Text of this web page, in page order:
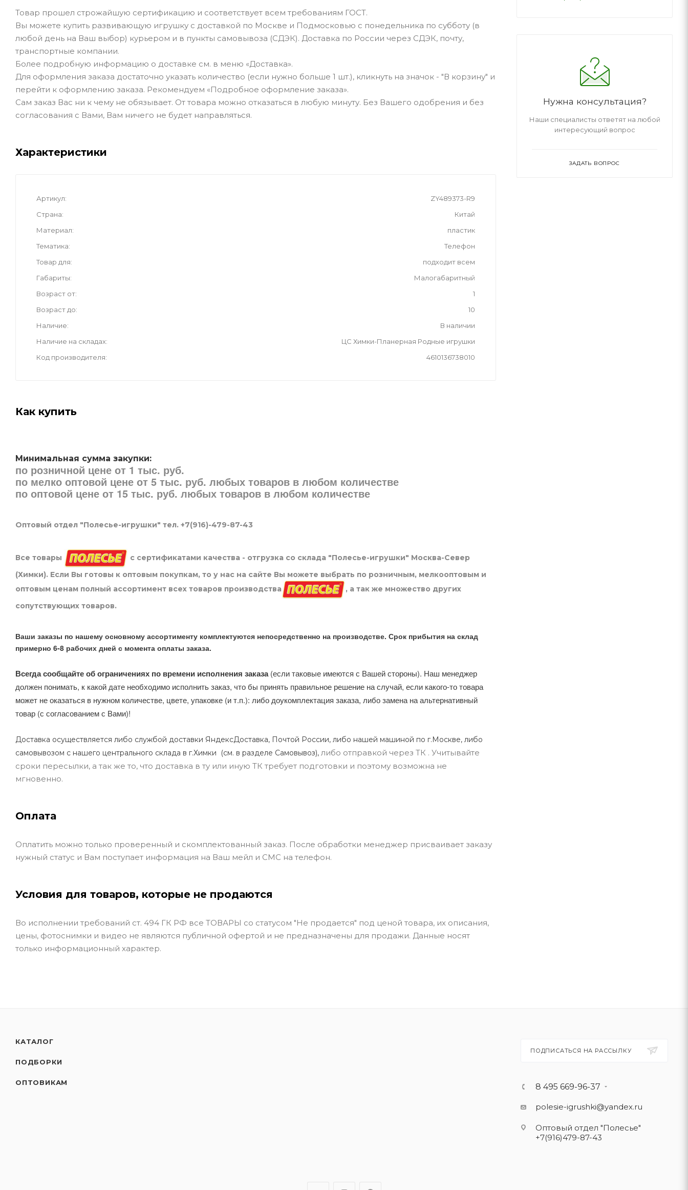
Товар прошел строжайшую сертификацию и соответствует всем требованиям ГОСТ.
Вы можете купить развивающую игрушку с доставкой по Москве и Подмосковью с понедельника по субботу (в
любой день на Ваш выбор) курьером и в пункты самовывоза (СДЭК). Доставка по России через СДЭК, почту,
транспортные компании.
Более подробную информацию о доставке см. в меню «Доставка».
Для оформления заказа достаточно указать количество (если нужно больше 1 шт.), кликнуть на значок - "В корзину" и
перейти к оформлению заказа. Рекомендуем «Подробное оформление заказа».
Сам заказ Вас ни к чему не обязывает. От товара можно отказаться в любую минуту. Без Вашего одобрения и без
согласования с Вами, Вам ничего не будет направляться.
Характеристики
Артикул
ZY489373-R9
Страна
Китай
Материал
пластик
Тематика
Телефон
Товар для
подходит всем
Габариты
Малогабаритный
Возраст от
1
Возраст до
10
Наличие
В наличии
Наличие на складах
ЦС Химки-Планерная Родные игрушки
Код производителя
4610136738010
Как купить
Минимальная сумма закупки:
по розничной цене от 1 тыс. руб.
по мелко оптовой цене от 5 тыс. руб. любых товаров в любом количестве
по оптовой цене от 15 тыс. руб. любых товаров в любом количестве
Оптовый отдел "Полесье-игрушки" тел. +7(916)-479-87-43
Все товары
с сертификатами качества - отгрузка со склада "Полесье-игрушки" Москва-Север
(Химки). Если Вы готовы к оптовым покупкам, то у нас на сайте Вы можете выбрать по розничным, мелкооптовым и
оптовым ценам полный ассортимент всех товаров производства
, а так же множество других
сопутствующих товаров.
Ваши заказы по нашему основному ассортименту комплектуются непосредственно на производстве. Срок прибытия на склад
примерно 6-8 рабочих дней с момента оплаты заказа.
Всегда сообщайте об ограничениях по времени исполнения заказа(если таковые имеются с Вашей стороны). Наш менеджер
должен понимать, к какой дате необходимо исполнить заказ, что бы принять правильное решение на случай, если какого-то товара
может не оказаться в нужном количестве, цвете, упаковке (и т.п.): либо доукомплектация заказа, либо замена на альтернативный
товар (с согласованием с Вами)!
Доставка осуществляется либо службой доставки ЯндексДоставка, Почтой России, либо нашей машиной по г.Москве, либо
самовывозом с нашего центрального склада в г.Химки (см. в разделе Самовывоз), либо отправкой через ТК . Учитывайте
сроки пересылки, а так же то, что доставка в ту или иную ТК требует подготовки и поэтому возможна не
мгновенно.
Оплата
Оплатить можно только проверенный и скомплектованный заказ. После обработки менеджер присваивает заказу
нужный статус и Вам поступает информация на Ваш мейл и СМС на телефон.
Условия для товаров, которые не продаются
Во исполнении требований ст. 494 ГК РФ все ТОВАРЫ со статусом "Не продается" под ценой товара, их описания,
цены, фотоснимки и видео не являются публичной офертой и не предназначены для продажи. Данные носят
только информационный характер.
Нужна консультация?
Наши специалисты ответят на любой
интересующий вопрос
ЗАДАТЬ ВОПРОС
КАТАЛОГ
ПОДБОРКИ
ОПТОВИКАМ
ПОДПИСАТЬСЯ НА РАССЫЛКУ
8 495 669-96-37
polesie-igrushki@yandex.ru
Оптовый отдел "Полесье"
+7(916)479-87-43